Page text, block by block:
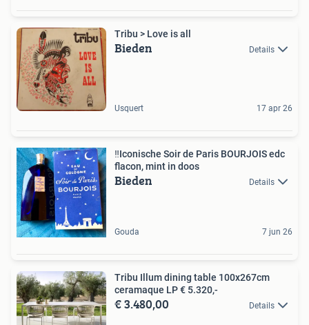
Tribu > Love is all
Bieden Details
Usquert 17 apr 26
‼️Iconische Soir de Paris BOURJOIS edc
flacon, mint in doos
Bieden Details
Gouda 7 jun 26
Tribu Illum dining table 100x267cm
ceramaque LP € 5.320,-
€ 3.480,00 Details